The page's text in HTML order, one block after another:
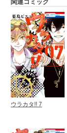
関連コミック
ウラカタ!! 7